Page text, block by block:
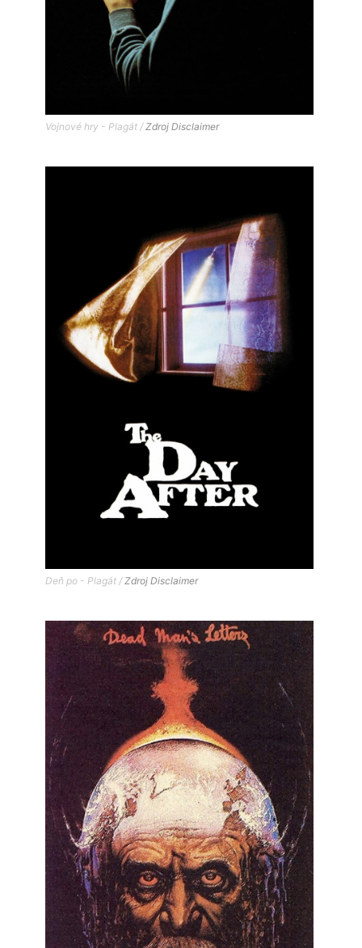
Vojnové hry - Plagát / Zdroj Disclaimer
Deň po - Plagát / Zdroj Disclaimer